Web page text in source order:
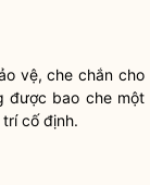
vệ, che chắn cho
được bao che một
cố định.